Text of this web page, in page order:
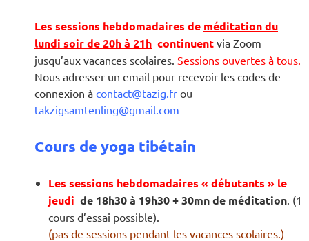
Les sessions hebdomadaires de méditation du
lundi soir de 20h à 21h continuent via Zoom
jusqu’aux vacances scolaires Sessions ouvertes à tous.
Nous adresser un email pour recevoir les codes de
connexion à contact@tazig.fr ou
takzigsamtenling@gmail.com
Cours de yoga tibétain
Les sessions hebdomadaires « débutants » le
jeudi de 18h30 à 19h30 + 30mn de méditation . (1
cours d’essai possible).
(pas de sessions pendant les vacances scolaires.)